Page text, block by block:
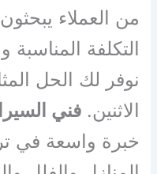
من العملاء
التكلفة المناسبة
نوفر لك الحل
الاثنين.فني
خبرة واسعة في